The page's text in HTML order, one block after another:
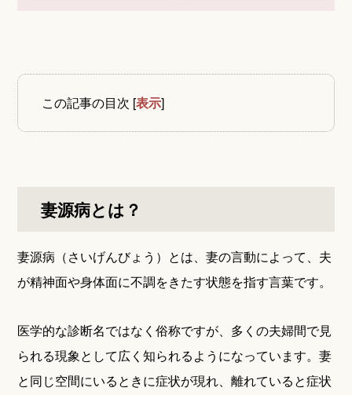
この記事の目次 [表示]
妻源病とは？
妻源病（さいげんびょう）とは、妻の言動によって、夫
が精神面や身体面に不調をきたす状態を指す言葉です。
医学的な診断名ではなく俗称ですが、多くの夫婦間で見
られる現象として広く知られるようになっています。妻
と同じ空間にいるときに症状が現れ、離れていると症状